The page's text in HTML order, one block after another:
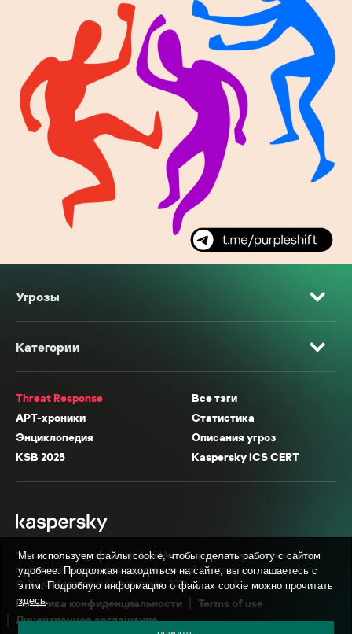
Угрозы
Категории
Threat Response
Все тэги
APT-хроники
Статистика
Энциклопедия
Описания угроз
KSB 2025
Kaspersky ICS CERT
* Facebook, Instagram, WhatsApp, Meta AI принадлежат компании Meta,
признанной экстремистской организацией в России.
© АО «Лаборатория Касперского», 2026.
Политика конфиденциальности
Terms of use
Лицензионное соглашение
Мы используем файлы cookie, чтобы сделать работу с сайтом
удобнее. Продолжая находиться на сайте, вы соглашаетесь с
этим. Подробную информацию о файлах cookie можно прочитать
здесь.